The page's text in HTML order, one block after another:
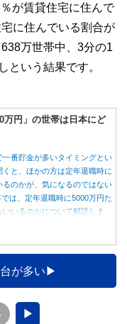
が賃貸住宅に住んで
に住んでいる割合が
万世帯中、3分の1
という結果です。
万円」の世帯は日本にど
番貯金が多いタイミングとい
と、ほかの方は定年退職時に
るのかが、気になるのではない
は、定年退職時に5000万円た
いるのかについて解説しま
が多い
▶